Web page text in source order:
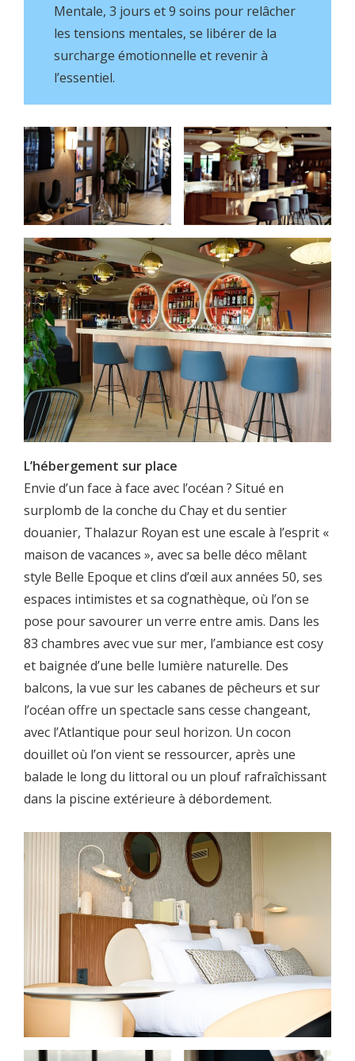
Mentale, 3 jours et 9 soins pour relâcher
les tensions mentales, se libérer de la
surcharge émotionnelle et revenir à
l’essentiel.
L’hébergement sur place
Envie d’un face à face avec l’océan ? Situé en
surplomb de la conche du Chay et du sentier
douanier, Thalazur Royan est une escale à l’esprit «
maison de vacances », avec sa belle déco mêlant
style Belle Epoque et clins d’œil aux années 50, ses
espaces intimistes et sa cognathèque, où l’on se
pose pour savourer un verre entre amis. Dans les
83 chambres avec vue sur mer, l’ambiance est cosy
et baignée d’une belle lumière naturelle. Des
balcons, la vue sur les cabanes de pêcheurs et sur
l’océan offre un spectacle sans cesse changeant,
avec l’Atlantique pour seul horizon. Un cocon
douillet où l’on vient se ressourcer, après une
balade le long du littoral ou un plouf rafraîchissant
dans la piscine extérieure à débordement.